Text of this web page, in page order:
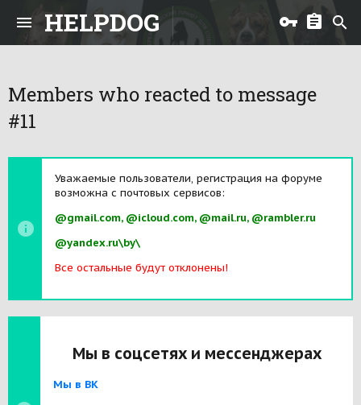
HELPDOG
Members who reacted to message
#11
Уважаемые пользователи, регистрация на форуме
возможна с почтовых сервисов:
@gmail.com, @icloud.com, @mail.ru, @rambler.ru
@yandex.ru\by\
Все остальные будут отклонены!
Мы в соцсетях и мессенджерах
Мы в ВК